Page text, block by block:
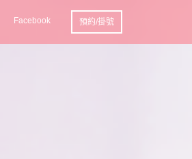
Facebook 預約/掛號